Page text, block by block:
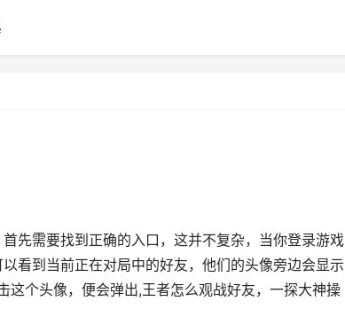
先需要找到正确的入口，这并不复杂，当你登录游戏
看到当前正在对局中的好友，他们的头像旁边会显示
这个头像，便会弹出,王者怎么观战好友，一探大神操